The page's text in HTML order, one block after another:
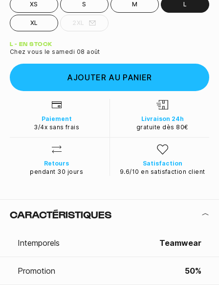
XS S M L
XL 2XL
Quantité
L - EN STOCK
Chez vous le samedi 08 août
AJOUTER AU PANIER
Paiement
3/4x sans frais
Livraison 24h
gratuite dès 80€
Retours
pendant 30 jours
Satisfaction
9.6/10 en satisfaction client
CARACTÉRISTIQUES
Intemporels Teamwear
Promotion 50%